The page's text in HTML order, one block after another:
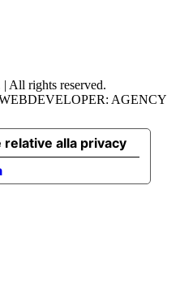
All rights reserved.
AGENCY
alla privacy